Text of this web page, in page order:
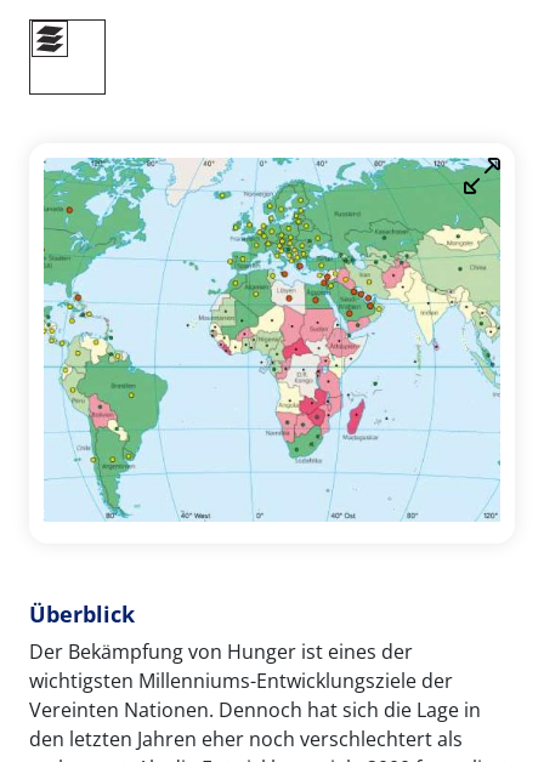
Überblick
Der Bekämpfung von Hunger ist eines der
wichtigsten Millenniums-Entwicklungsziele der
Vereinten Nationen. Dennoch hat sich die Lage in
den letzten Jahren eher noch verschlechtert als